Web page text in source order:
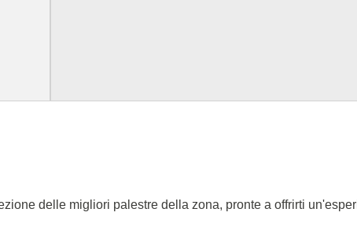
delle migliori palestre della zona, pronte a offrirti